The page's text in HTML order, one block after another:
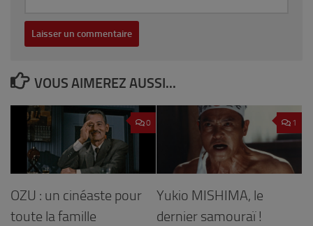
VOUS AIMEREZ AUSSI...
0
OZU : un cinéaste pour
toute la famille
1
Yukio MISHIMA, le
dernier samouraï !